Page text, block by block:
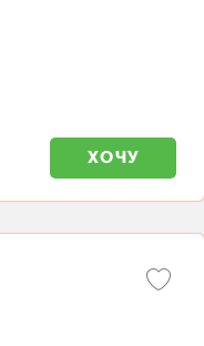
ХОЧУ